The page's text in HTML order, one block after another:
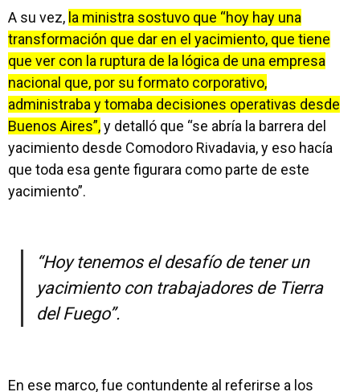
A su vez, la ministra sostuvo que “hoy hay una
transformación que dar en el yacimiento, que tiene
que ver con la ruptura de la lógica de una empresa
nacional que, por su formato corporativo,
administraba y tomaba decisiones operativas desde
Buenos Aires”,y detalló que “se abría la barrera del
yacimiento desde Comodoro Rivadavia, y eso hacía
que toda esa gente figurara como parte de este
yacimiento”.
“Hoy tenemos el desafío de tener un
yacimiento con trabajadores de Tierra
del Fuego”.
En ese marco, fue contundente al referirse a los